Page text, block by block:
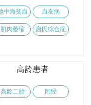
中海贫血 血友病
肌肉萎缩 唐氏综合症
高龄患者
高龄二胎 闭经